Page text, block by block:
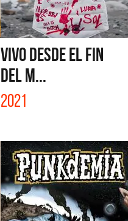
VIVO DESDE EL FIN
DEL M...
2021